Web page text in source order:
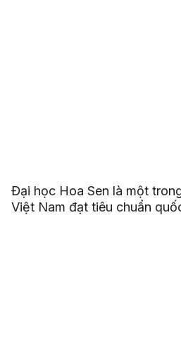
Đại học Hoa Sen là một
Việt Nam đạt tiêu chuẩn